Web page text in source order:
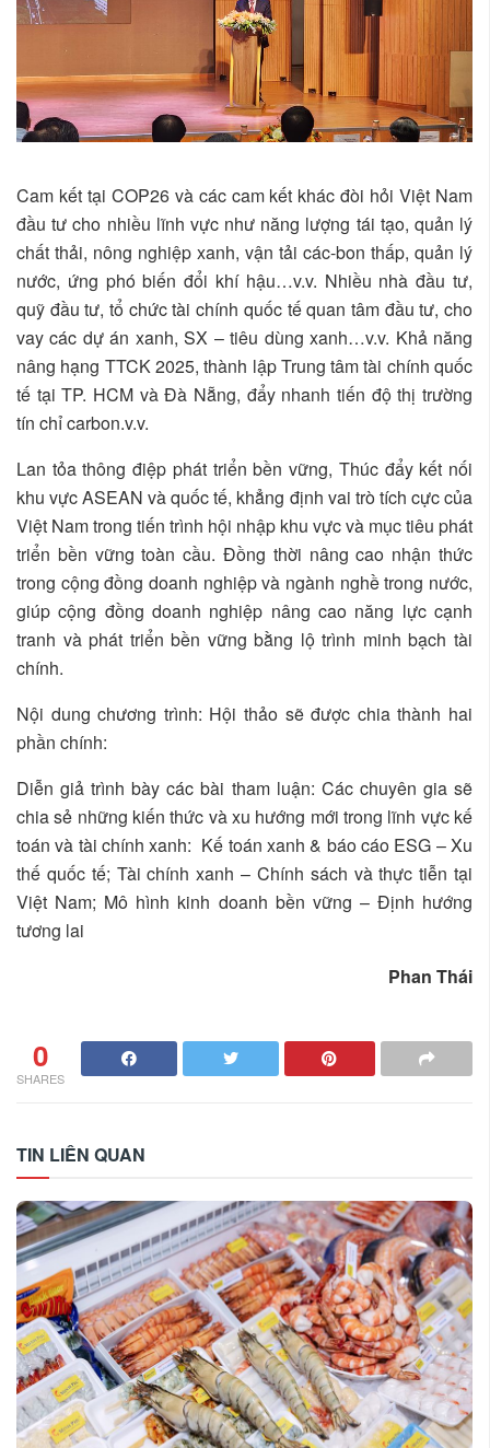
Cam kết tại COP26 và các cam kết khác đòi hỏi Việt Nam
đầu tư cho nhiều lĩnh vực như năng lượng tái tạo, quản lý
chất thải, nông nghiệp xanh, vận tải các-bon thấp, quản lý
nước, ứng phó biến đổi khí hậu…v.v. Nhiều nhà đầu tư,
quỹ đầu tư, tổ chức tài chính quốc tế quan tâm đầu tư, cho
vay các dự án xanh, SX – tiêu dùng xanh…v.v. Khả năng
nâng hạng TTCK 2025, thành lập Trung tâm tài chính quốc
tế tại TP. HCM và Đà Nẵng, đẩy nhanh tiến độ thị trường
tín chỉ carbon.v.v.
Lan tỏa thông điệp phát triển bền vững, Thúc đẩy kết nối
khu vực ASEAN và quốc tế, khẳng định vai trò tích cực của
Việt Nam trong tiến trình hội nhập khu vực và mục tiêu phát
triển bền vững toàn cầu. Đồng thời nâng cao nhận thức
trong cộng đồng doanh nghiệp và ngành nghề trong nước,
giúp cộng đồng doanh nghiệp nâng cao năng lực cạnh
tranh và phát triển bền vững bằng lộ trình minh bạch tài
chính.
Nội dung chương trình: Hội thảo sẽ được chia thành hai
phần chính:
Diễn giả trình bày các bài tham luận: Các chuyên gia sẽ
chia sẻ những kiến thức và xu hướng mới trong lĩnh vực kế
toán và tài chính xanh: Kế toán xanh & báo cáo ESG – Xu
thế quốc tế; Tài chính xanh – Chính sách và thực tiễn tại
Việt Nam; Mô hình kinh doanh bền vững – Định hướng
tương lai
Phan Thái
0
SHARES
TIN LIÊN QUAN